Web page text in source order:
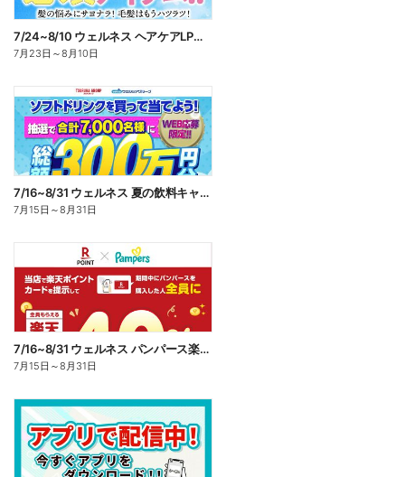
7/24~8/10 ウェルネス ヘアケアLP企画
7月23日 ～8月10日
7/16~8/31 ウェルネス 夏の飲料キャンペーン
7月15日 ～8月31日
7/16~8/31 ウェルネス パンパース楽天ポイント還元企画
7月15日 ～8月31日